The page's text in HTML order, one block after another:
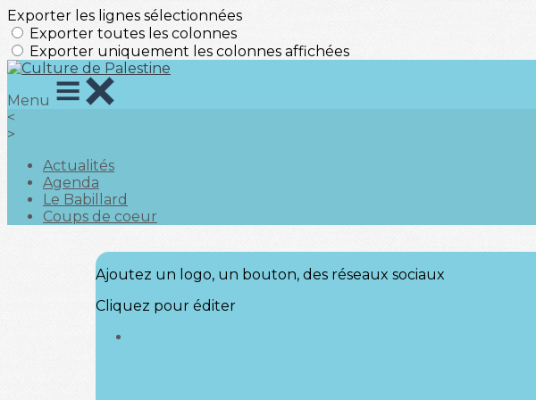
Exporter les lignes sélectionnées
Exporter toutes les colonnes
Exporter uniquement les colonnes affichées
Menu
<
>
Actualités
Agenda
Le Babillard
Coups de coeur
Ajoutez un logo, un bouton, des réseaux sociaux
Cliquez pour éditer